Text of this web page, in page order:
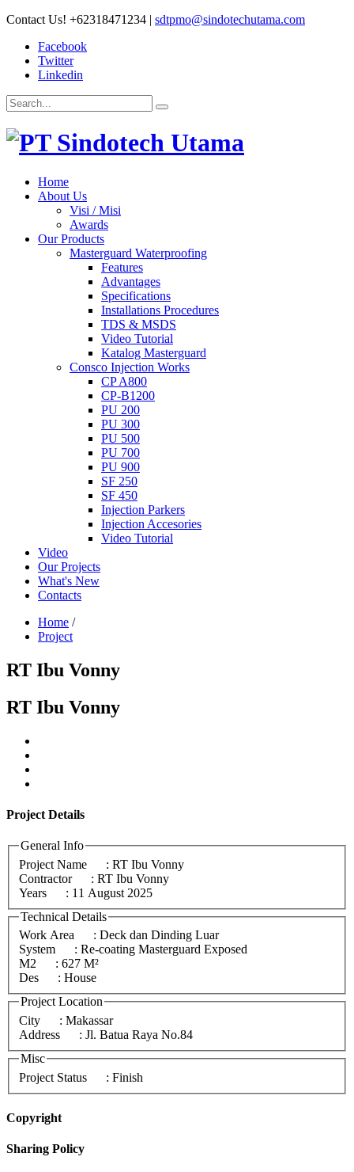
Contact Us! +62318471234 | sdtpmo@sindotechutama.com
Facebook
Twitter
Linkedin
Home
About Us
Visi / Misi
Awards
Our Products
Masterguard Waterproofing
Features
Advantages
Specifications
Installations Procedures
TDS & MSDS
Video Tutorial
Katalog Masterguard
Consco Injection Works
CP A800
CP-B1200
PU 200
PU 300
PU 500
PU 700
PU 900
SF 250
SF 450
Injection Parkers
Injection Accesories
Video Tutorial
Video
Our Projects
What's New
Contacts
Home /
Project
RT Ibu Vonny
RT Ibu Vonny
Project Details
General Info
Project Name
: RT Ibu Vonny
Contractor
: RT Ibu Vonny
Years
: 11 August 2025
Technical Details
Work Area
: Deck dan Dinding Luar
System
: Re-coating Masterguard Exposed
M2
: 627 M²
Des
: House
Project Location
City
: Makassar
Address
: Jl. Batua Raya No.84
Misc
Project Status
: Finish
Copyright
Sharing Policy